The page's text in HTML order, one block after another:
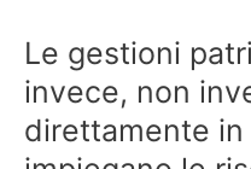
Le gestioni
invece, non
direttamente